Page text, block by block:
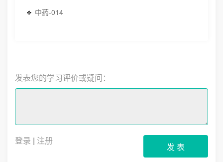
中药-014
发表您的学习评价或疑问：
登录 | 注册
发 表